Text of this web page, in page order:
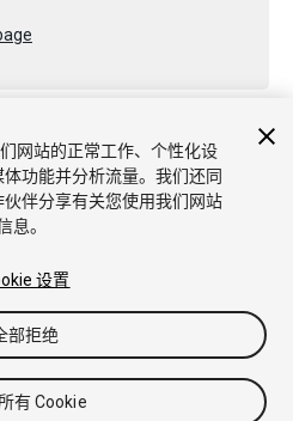
Publication 2020.2
网站的正常工作、个性化设
功能并分析流量。我们还同
伴分享有关您使用我们网站
息。
设置
部拒绝
有 Cookie